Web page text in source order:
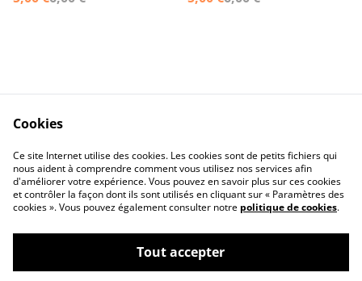
Nous Contacter
Legal Terms
Privacy Policy
Cookie Policy
©2026CHEZ BENOIT ET CÉCILE
Cookies
Ce site Internet utilise des cookies. Les cookies sont de petits fichiers qui
nous aident à comprendre comment vous utilisez nos services afin
d'améliorer votre expérience. Vous pouvez en savoir plus sur ces cookies
et contrôler la façon dont ils sont utilisés en cliquant sur « Paramètres des
cookies ». Vous pouvez également consulter notre politique de cookies.
Tout accepter